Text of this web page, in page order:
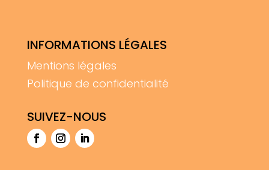
INFORMATIONS LÉGALES
Mentions légales
Politique de confidentialité
SUIVEZ-NOUS